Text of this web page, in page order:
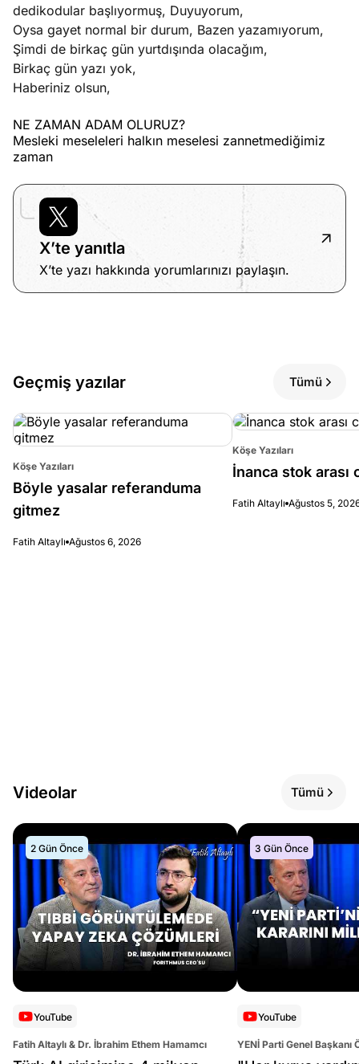
dedikodular başlıyormuş, Duyuyorum,
Oysa gayet normal bir durum, Bazen yazamıyorum,
Şimdi de birkaç gün yurtdışında olacağım,
Birkaç gün yazı yok,
Haberiniz olsun,
NE ZAMAN ADAM OLURUZ?
Mesleki meseleleri halkın meselesi zannetmediğimiz
zaman
X’te yanıtla
X’te yazı hakkında yorumlarınızı paylaşın.
Geçmiş yazılar Tümü
Köşe Yazıları
Böyle yasalar referanduma
gitmez
Fatih Altaylı Ağustos 6, 2026
Köşe Yazıları
İnanca stok arası
Fatih Altaylı Ağustos 5,
Videolar Tümü
2 Gün Önce
YouTube
Fatih Altaylı & Dr. İbrahim Ethem Hamamcı
3 Gün Önce
YouTube
YENİ Parti Genel Başkanı
Altaylı